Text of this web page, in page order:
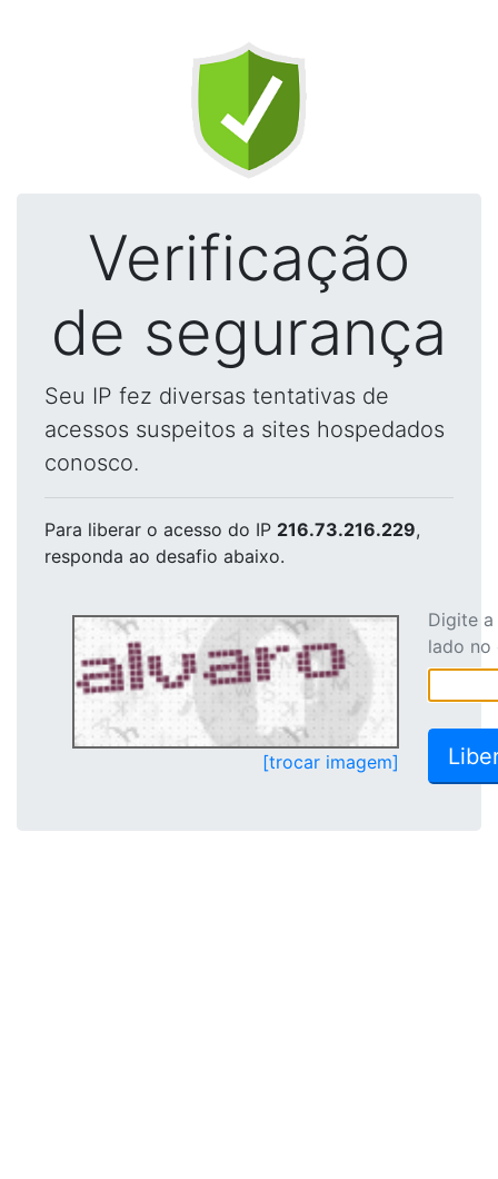
Verificação
de segurança
Seu IP fez diversas tentativas de
acessos suspeitos a sites hospedados
conosco.
Para liberar o acesso do IP 216.73.216.229,
responda ao desafio abaixo.
[trocar imagem]
Digite
lado no